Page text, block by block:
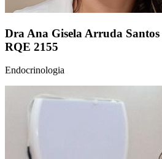
Dra Ana Gisela Arruda
RQE 2155
Endocrinologia